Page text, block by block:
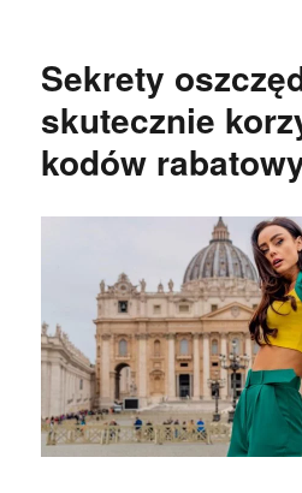
Sekrety
skutecznie
kodów